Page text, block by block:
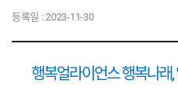
등록일 :2023-11-30
행복얼라이언스 행복나래,